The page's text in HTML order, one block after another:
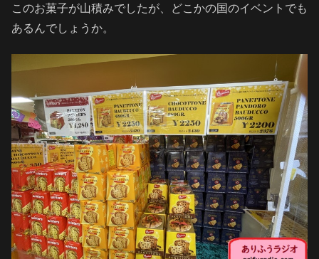
このお菓子が山積みでしたが、どこかの国のイベントでも
あるんでしょうか。